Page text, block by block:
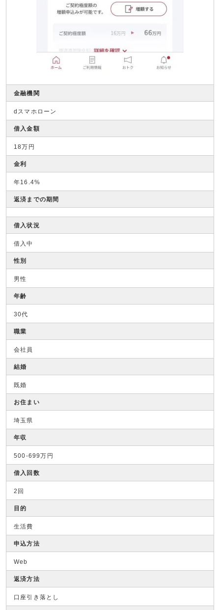
金融機関
dスマホローン
借入金額
18万円
金利
年16.4%
返済までの期間
借入状況
借入中
性別
男性
年齢
30代
職業
会社員
結婚
既婚
お住まい
埼玉県
年収
500-699万円
借入回数
2回
目的
生活費
申込方法
Web
返済方法
口座引き落とし